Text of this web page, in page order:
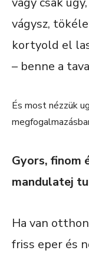
vágysz,
kortyold el
– benne a
És most nézzük
Gyors, finom
mandulatej
Ha van
friss eper és